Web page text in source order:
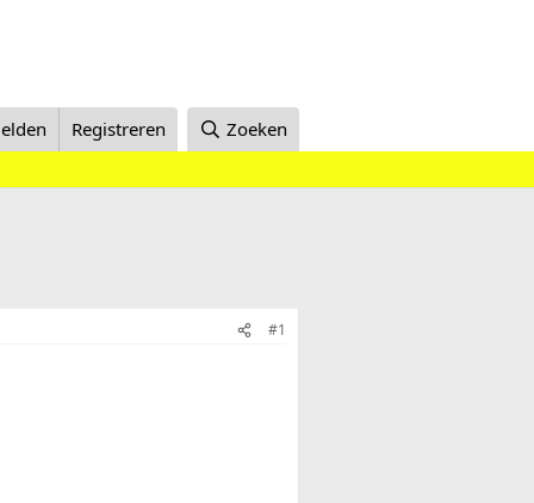
Registreren Zoeken
#1